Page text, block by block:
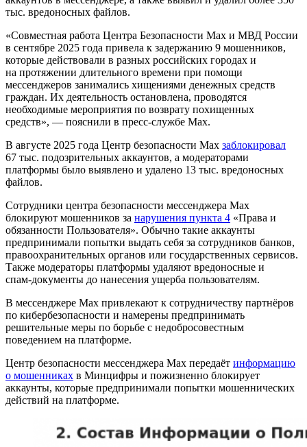
тыс. вредоносных файлов.
«Совместная работа Центра Безопасности Мax и МВД России
в сентябре 2025 года привела к задержанию 9 мошенников,
которые действовали в разных российских городах и
на протяжении длительного времени при помощи
мессенджеров занимались хищениями денежных средств
граждан. Их деятельность остановлена, проводятся
необходимые мероприятия по возврату похищенных
средств», — пояснили в пресс‑службе Max.
В августе 2025 года Центр безопасности Max заблокировал
67 тыс. подозрительных аккаунтов, а модераторами
платформы было выявлено и удалено 13 тыс. вредоносных
файлов.
Сотрудники центра безопасности мессенджера Max
блокируют мошенников за нарушения пункта 4 «Права и
обязанности Пользователя». Обычно такие аккаунты
предпринимали попытки выдать себя за сотрудников банков,
правоохранительных органов или государственных сервисов.
Также модераторы платформы удаляют вредоносные и
спам‑документы до нанесения ущерба пользователям.
В мессенджере Мax привлекают к сотрудничеству партнёров
по кибербезопасности и намерены предпринимать
решительные меры по борьбе с недобросовестным
поведением на платформе.
Центр безопасности мессенджера Max передаёт информацию
о мошенниках в Минцифры и пожизненно блокирует
аккаунты, которые предпринимали попытки мошеннических
действий на платформе.